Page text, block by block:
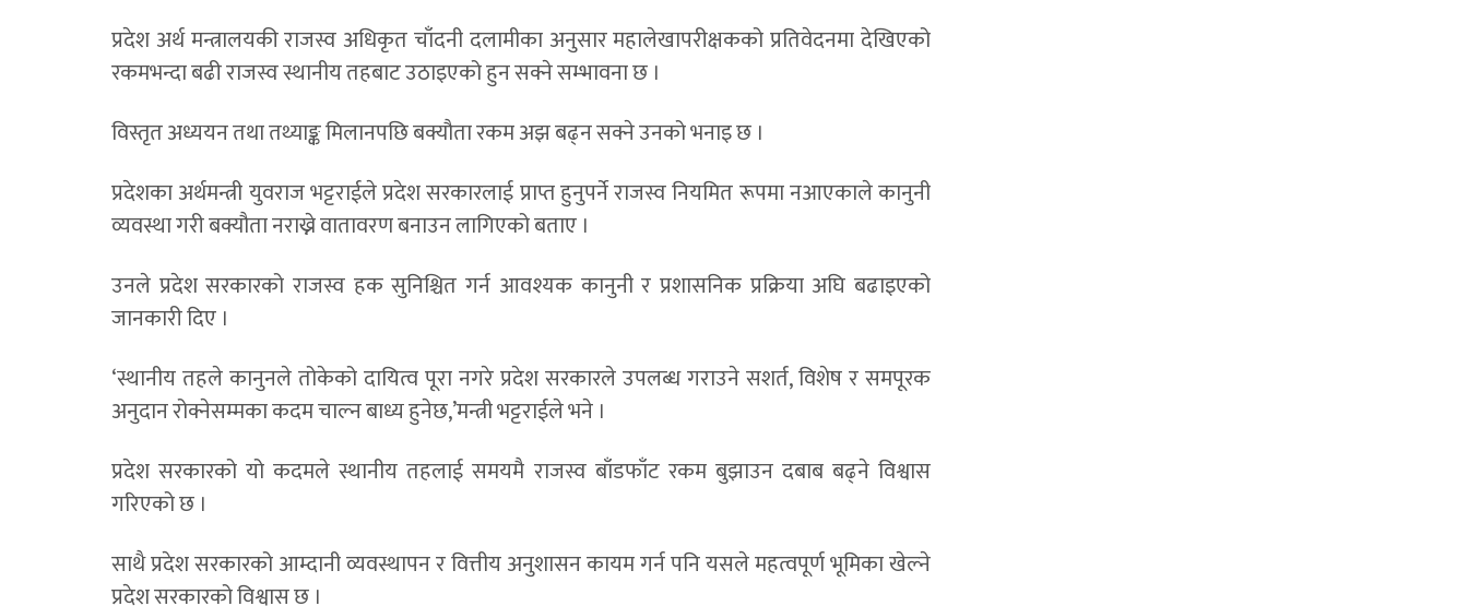
प्रदेश अर्थ मन्त्रालयकी राजस्व अधिकृत चाँदनी दलामीका अनुसार महालेखापरीक्षकको प्रतिवेदनमा देखिएको
रकमभन्दा बढी राजस्व स्थानीय तहबाट उठाइएको हुन सक्ने सम्भावना छ ।
विस्तृत अध्ययन तथा तथ्याङ्क मिलानपछि बक्यौता रकम अझ बढ्न सक्ने उनको भनाइ छ ।
प्रदेशका अर्थमन्त्री युवराज भट्टराईले प्रदेश सरकारलाई प्राप्त हुनुपर्ने राजस्व नियमित रूपमा नआएकाले कानुनी
व्यवस्था गरी बक्यौता नराख्ने वातावरण बनाउन लागिएको बताए ।
उनले प्रदेश सरकारको राजस्व हक सुनिश्चित गर्न आवश्यक कानुनी र प्रशासनिक प्रक्रिया अघि बढाइएको
जानकारी दिए ।
‘स्थानीय तहले कानुनले तोकेको दायित्व पूरा नगरे प्रदेश सरकारले उपलब्ध गराउने सशर्त, विशेष र समपूरक
अनुदान रोक्नेसम्मका कदम चाल्न बाध्य हुनेछ,’मन्त्री भट्टराईले भने ।
प्रदेश सरकारको यो कदमले स्थानीय तहलाई समयमै राजस्व बाँडफाँट रकम बुझाउन दबाब बढ्ने विश्वास
गरिएको छ ।
साथै प्रदेश सरकारको आम्दानी व्यवस्थापन र वित्तीय अनुशासन कायम गर्न पनि यसले महत्वपूर्ण भूमिका खेल्ने
प्रदेश सरकारको विश्वास छ ।